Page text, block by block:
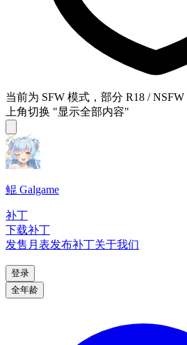
当前为 SFW 模式，部分 R18 /
上角切换 "显示全部内容"
鲲 Galgame
补丁
下载补丁
发售月表发布补丁关于我们
登录
全年龄